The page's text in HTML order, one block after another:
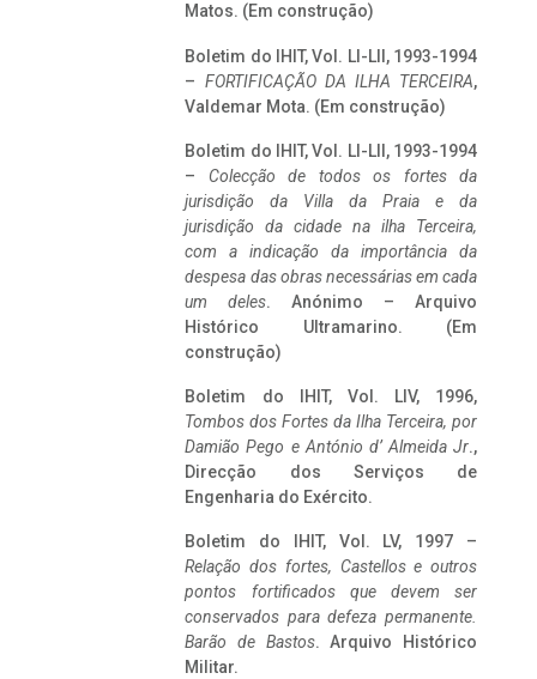
Matos. (Em construção)
Boletim do IHIT, Vol. LI-LII, 1993-1994
– FORTIFICAÇÃO DA ILHA TERCEIRA,
Valdemar Mota. (Em construção)
Boletim do IHIT, Vol. LI-LII, 1993-1994
– Colecção de todos os fortes da
jurisdição da Villa da Praia e da
jurisdição da cidade na ilha Terceira,
com a indicação da importância da
despesa das obras necessárias em cada
um deles. Anónimo – Arquivo
Histórico Ultramarino. (Em
construção)
Boletim do IHIT, Vol. LIV, 1996,
Tombos dos Fortes da Ilha Terceira, por
Damião Pego e António d’ Almeida Jr.,
Direcção dos Serviços de
Engenharia do Exército.
Boletim do IHIT, Vol. LV, 1997 –
Relação dos fortes, Castellos e outros
pontos fortificados que devem ser
conservados para defeza permanente.
Barão de Bastos. Arquivo Histórico
Militar.